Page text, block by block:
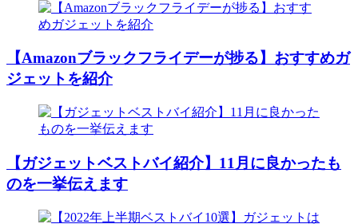
【Amazonブラックフライデーが捗る】おすすめガ
ジェットを紹介
【ガジェットベストバイ紹介】11月に良かったも
のを一挙伝えます